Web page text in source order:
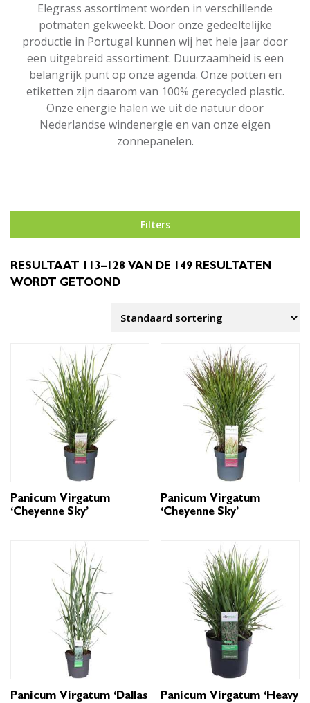
Elegrass assortiment worden in verschillende
potmaten gekweekt. Door onze gedeeltelijke
productie in Portugal kunnen wij het hele jaar door
een uitgebreid assortiment. Duurzaamheid is een
belangrijk punt op onze agenda. Onze potten en
etiketten zijn daarom van 100% gerecycled plastic.
Onze energie halen we uit de natuur door
Nederlandse windenergie en van onze eigen
zonnepanelen.
Filters
RESULTAAT 113–128 VAN DE 149 RESULTATEN
WORDT GETOOND
Panicum Virgatum
‘Cheyenne Sky’
Panicum Virgatum
‘Cheyenne Sky’
Panicum Virgatum ‘Dallas
Panicum Virgatum ‘Heavy